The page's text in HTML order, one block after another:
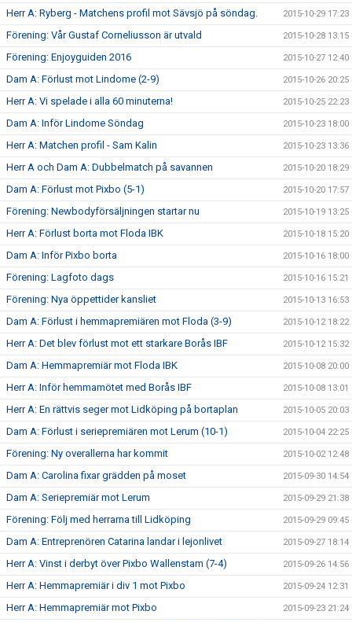
Herr A: Ryberg - Matchens profil mot Sävsjö på söndag. 2015-10-29 17:23
Förening: Vår Gustaf Corneliusson är utvald 2015-10-28 13:15
Förening: Enjoyguiden 2016 2015-10-27 12:40
Dam A: Förlust mot Lindome (2-9) 2015-10-26 20:25
Herr A: Vi spelade i alla 60 minuterna! 2015-10-25 22:23
Dam A: Inför Lindome Söndag 2015-10-23 18:00
Herr A: Matchen profil - Sam Kalin 2015-10-23 13:36
Herr A och Dam A: Dubbelmatch på savannen 2015-10-20 18:29
Dam A: Förlust mot Pixbo (5-1) 2015-10-20 17:57
Förening: Newbodyförsäljningen startar nu 2015-10-19 13:25
Herr A: Förlust borta mot Floda IBK 2015-10-18 15:20
Dam A: Inför Pixbo borta 2015-10-16 18:00
Förening: Lagfoto dags 2015-10-16 15:21
Förening: Nya öppettider kansliet 2015-10-13 16:53
Dam A: Förlust i hemmapremiären mot Floda (3-9) 2015-10-12 18:22
Herr A: Det blev förlust mot ett starkare Borås IBF 2015-10-12 15:32
Dam A: Hemmapremiär mot Floda IBK 2015-10-08 20:00
Herr A: Inför hemmamötet med Borås IBF 2015-10-08 13:01
Herr A: En rättvis seger mot Lidköping på bortaplan 2015-10-05 20:03
Dam A: Förlust i seriepremiären mot Lerum (10-1) 2015-10-04 22:25
Förening: Ny overallerna har kommit 2015-10-02 12:48
Dam A: Carolina fixar grädden på moset 2015-09-30 14:54
Dam A: Seriepremiär mot Lerum 2015-09-29 21:38
Förening: Följ med herrarna till Lidköping 2015-09-29 09:45
Dam A: Entreprenören Catarina landar i lejonlivet 2015-09-27 18:14
Herr A: Vinst i derbyt över Pixbo Wallenstam (7-4) 2015-09-26 14:56
Herr A: Hemmapremiär i div 1 mot Pixbo 2015-09-24 12:31
Herr A: Hemmapremiär mot Pixbo 2015-09-23 21:24